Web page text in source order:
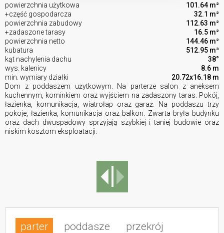
powierzchnia użytkowa
101.64 m²
+część gospodarcza
32.1 m²
powierzchnia zabudowy
112.63 m²
+zadaszone tarasy
16.5 m²
powierzchnia netto
144.46 m²
kubatura
512.95 m³
kąt nachylenia dachu
38°
wys. kalenicy
8.6 m
min. wymiary działki
20.72x16.18 m
Dom z poddaszem użytkowym. Na parterze salon z aneksem
kuchennym, kominkiem oraz wyjściem na zadaszony taras. Pokój,
łazienka, komunikacja, wiatrołap oraz garaż. Na poddaszu trzy
pokoje, łazienka, komunikacja oraz balkon. Zwarta bryła budynku
oraz dach dwuspadowy sprzyjają szybkiej i taniej budowie oraz
niskim kosztom eksploatacji.
parter poddasze przekrój